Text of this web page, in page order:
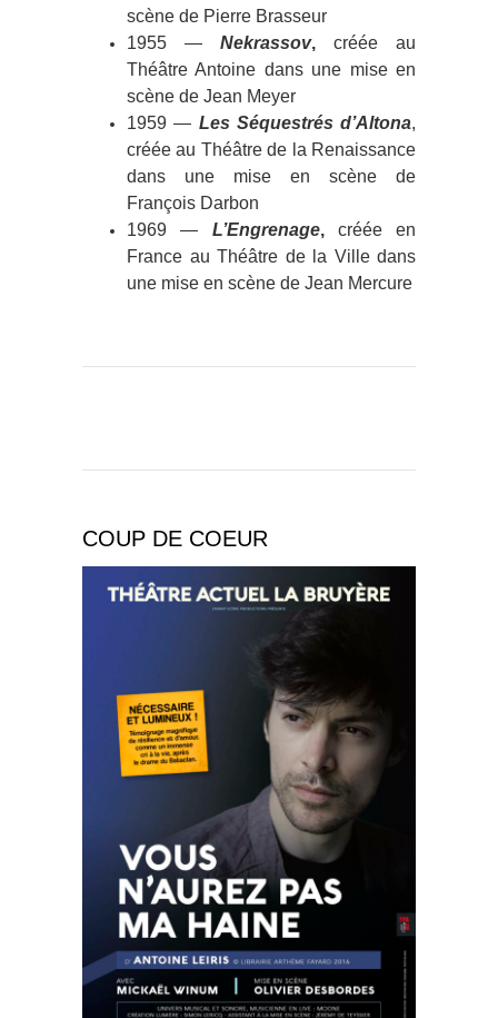
scène de Pierre Brasseur
1955 — Nekrassov, créée au
Théâtre Antoine dans une mise en
scène de Jean Meyer
1959 — Les Séquestrés d’Altona,
créée au Théâtre de la Renaissance
dans une mise en scène de
François Darbon
1969 — L’Engrenage,créée en
France au Théâtre de la Ville dans
une mise en scène de Jean Mercure
COUP DE COEUR